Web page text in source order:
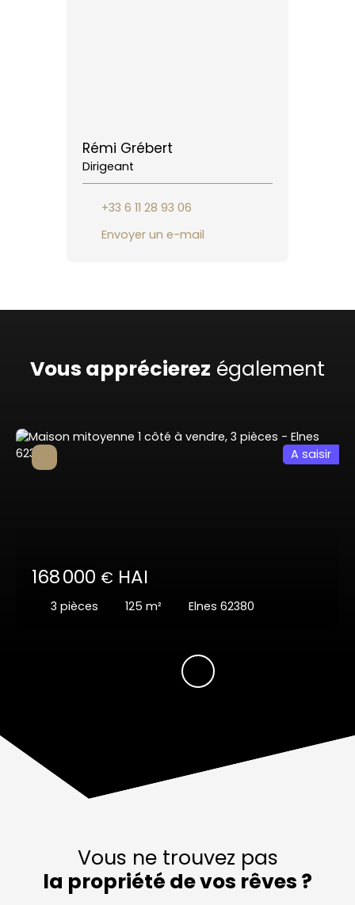
Rémi Grébert
Dirigeant
+33 6 11 28 93 06
Envoyer un e-mail
Vous apprécierez également
168 000 € HAI
3 pièces 125 m² Elnes 62380
A saisir
Vous ne trouvez pas
la propriété de vos rêves ?